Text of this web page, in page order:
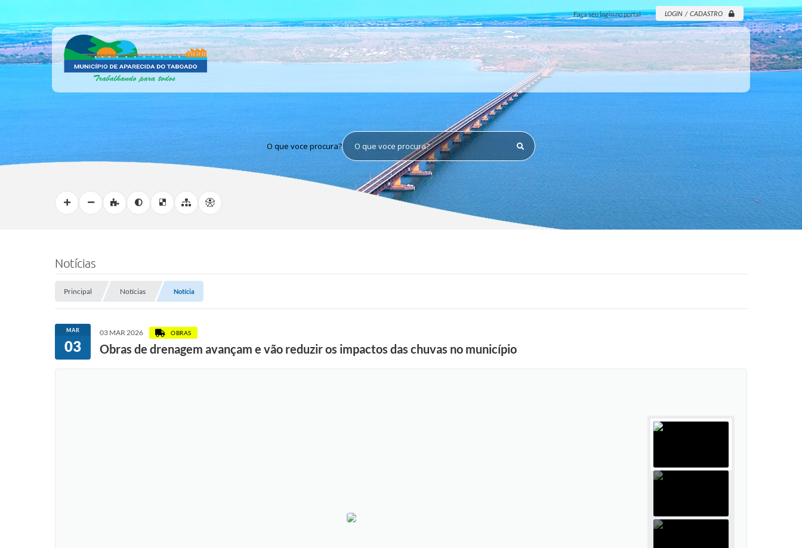
Faça seu login no portal LOGIN / CADASTRO
O que voce procura?
Notícias
Principal Notícias Notícia
MAR
03
03 MAR 2026 OBRAS
Obras de drenagem avançam e vão reduzir os impactos das chuvas no município